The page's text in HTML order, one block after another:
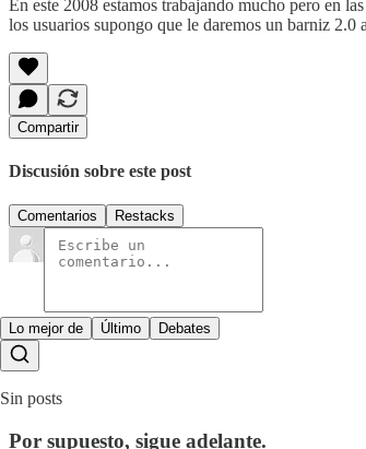
En este 2008 estamos trabajando mucho pero en
los usuarios supongo que le daremos un barniz
Compartir
Discusión sobre este post
Comentarios Restacks
Lo mejor de Último Debates
Sin posts
Por supuesto, sigue adelante.